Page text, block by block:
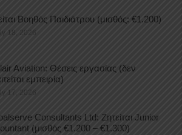
Βοηθός Παιδιάτρου (μισθός: €1.200)
18, 2026
Aviation: Θέσεις εργασίας (δεν
εμπειρία)
17, 2026
Consultants Ltd: Ζητείται Junior
(μισθός €1.200 – €1.300)